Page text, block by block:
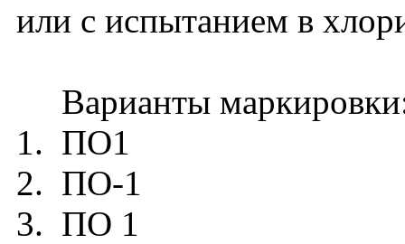
или с испытанием в
Варианты
1. ПО1
2. ПО-1
3. ПО 1